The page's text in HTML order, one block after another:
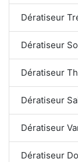
Dératiseur
Dératiseur
Dératiseur
Dératiseur
Dératiseur
Dératiseur